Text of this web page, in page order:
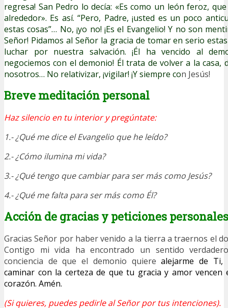
regresa! San Pedro lo decía: «Es como un león feroz,
alrededor». Es así. “Pero, Padre, ¡usted es un poco
estas cosas”… No, ¡yo no! ¡Es el Evangelio! Y no son
Señor! Pidamos al Señor la gracia de tomar en serio
luchar por nuestra salvación. ¡Él ha vencido al
negociemos con el demonio! Él trata de volver a la casa,
nosotros… No relativizar, ¡vigilar! ¡Y siempre con Jesús!
Breve meditación personal
Haz silencio en tu interior y pregúntate:
1.- ¿Qué me dice el Evangelio que he leído?
2.- ¿Cómo ilumina mi vida?
3.- ¿Qué tengo que cambiar para ser más como Jesús?
4.- ¿Qué me falta para ser más como Él?
Acción de gracias y peticiones personales
Gracias Señor por haber venido a la tierra a traernos el
Contigo mi vida ha encontrado un sentido
conciencia de que el demonio quierealejarme de Ti,
caminar con la certeza de que tu gracia y amor vencen
corazón. Amén.
(Si quieres, puedes pedirle al Señor por tus intenciones).